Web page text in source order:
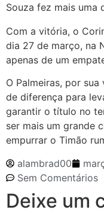
Souza fez mais uma
Com a vitória, o
dia 27 de março, na
apenas de um
O Palmeiras, por
de diferença para
garantir o título no
ser mais um grande
empurrar o Timão
alambrad00
Sem Comentários
Deixe um